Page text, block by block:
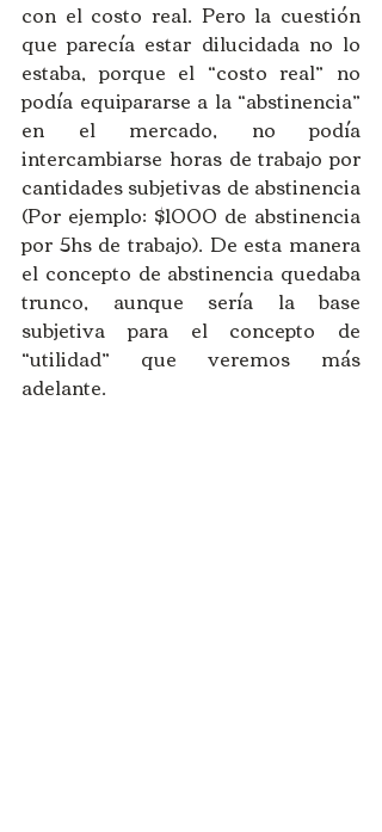
con el costo real. Pero la cuestión
que parecía estar dilucidada no lo
estaba, porque el “costo real” no
podía equipararse a la “abstinencia”
en el mercado, no podía
intercambiarse horas de trabajo por
cantidades subjetivas de abstinencia
(Por ejemplo: $1000 de abstinencia
por 5hs de trabajo). De esta manera
el concepto de abstinencia quedaba
trunco, aunque sería la base
subjetiva para el concepto de
“utilidad” que veremos más
adelante.